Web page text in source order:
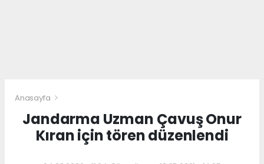
Anasayfa
Jandarma Uzman Çavuş Onur
Kıran için tören düzenlendi